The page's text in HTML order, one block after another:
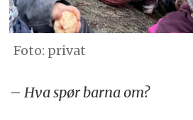
Foto: privat
– Hva spør barna om?